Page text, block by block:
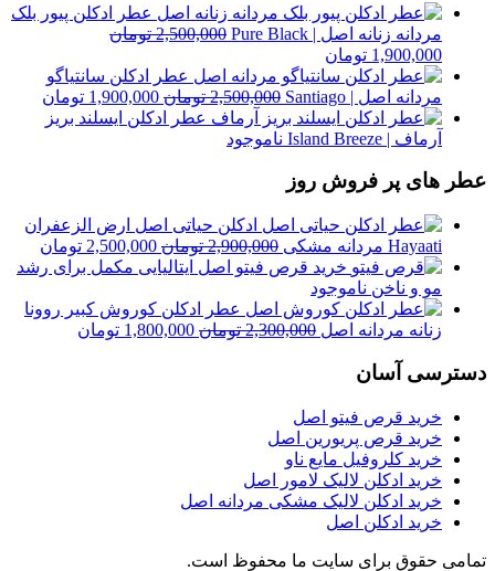
عطر ادکلن پیور بلک
مردانه زنانه اصل | Pure Black
2,500,000 تومان
قیمت
اصلی
2,500,000 تومان
بود.
1,900,000 تومان
فعلی
1,900,000 تومان
است.
عطر ادکلن سانتیاگو
مردانه اصل | Santiago
2,500,000 تومان قیمت
اصلی
1,900,000 تومان
عطر ادکلن ایسلند بریز
آرماف | Island Breeze
ناموجود
عطر های پر فروش روز
ادکلن حیاتی اصل ارض الزعفران
Hayaati مردانه مشکی
2,900,000 تومان قیمت
اصلی
بود.
2,500,000 تومان
فعلی
است.
خرید قرص فیتو اصل ایتالیایی مکمل برای رشد
مو و ناخن ناموجود
عطر ادکلن کوروش کبیر روونا
زنانه مردانه اصل 2,300,000 تومان قیمت
1,800,000 تومان
دسترسی آسان
خرید قرص فیتو اصل
خرید قرص پریورین اصل
خرید کلروفیل مایع ناو
خرید ادکلن لالیک لامور اصل
خرید ادکلن لالیک مشکی مردانه اصل
خرید ادکلن اصل
تمامی حقوق برای سایت ما محفوظ است.